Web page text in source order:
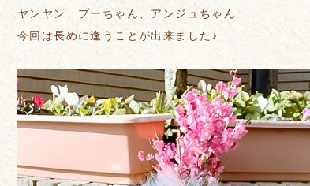
ヤンヤン、プーちゃん、アンジュちゃん
今回は長めに逢うことが出来ました♪